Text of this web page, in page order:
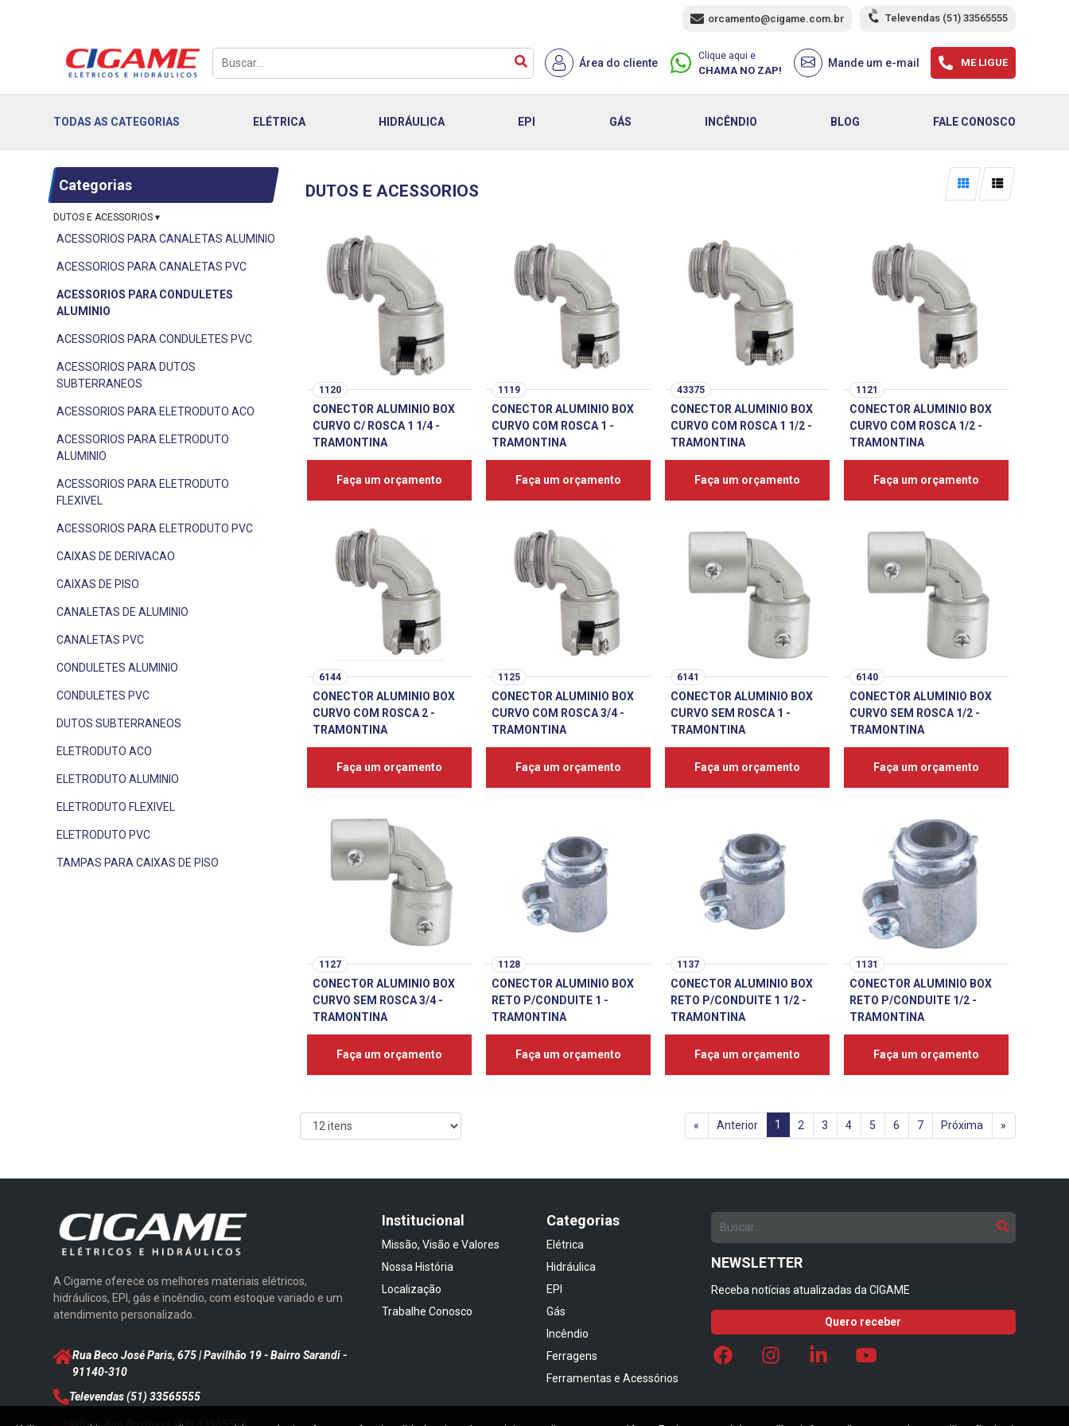
orcamento@cigame.com.br Televendas (51) 33565555
Área do cliente
Clique aqui e
CHAMA NO ZAP!
Mande um e-mail ME LIGUE
TODAS AS CATEGORIAS ELÉTRICA HIDRÁULICA EPI GÁS INCÊNDIO BLOG FALE CONOSCO
Categorias
DUTOS E ACESSORIOS ▾
ACESSORIOS PARA CANALETAS ALUMINIO
ACESSORIOS PARA CANALETAS PVC
ACESSORIOS PARA CONDULETES
ALUMINIO
ACESSORIOS PARA CONDULETES PVC
ACESSORIOS PARA DUTOS
SUBTERRANEOS
ACESSORIOS PARA ELETRODUTO ACO
ACESSORIOS PARA ELETRODUTO
ALUMINIO
ACESSORIOS PARA ELETRODUTO
FLEXIVEL
ACESSORIOS PARA ELETRODUTO PVC
CAIXAS DE DERIVACAO
CAIXAS DE PISO
CANALETAS DE ALUMINIO
CANALETAS PVC
CONDULETES ALUMINIO
CONDULETES PVC
DUTOS SUBTERRANEOS
ELETRODUTO ACO
ELETRODUTO ALUMINIO
ELETRODUTO FLEXIVEL
ELETRODUTO PVC
TAMPAS PARA CAIXAS DE PISO
DUTOS E ACESSORIOS
1120
CONECTOR ALUMINIO BOX
CURVO C/ ROSCA 1 1/4 -
TRAMONTINA
Faça um orçamento
1119
CONECTOR ALUMINIO BOX
CURVO COM ROSCA 1 -
TRAMONTINA
Faça um orçamento
43375
CONECTOR ALUMINIO BOX
CURVO COM ROSCA 1 1/2 -
TRAMONTINA
Faça um orçamento
1121
CONECTOR ALUMINIO BOX
CURVO COM ROSCA 1/2 -
TRAMONTINA
Faça um orçamento
6144
CONECTOR ALUMINIO BOX
CURVO COM ROSCA 2 -
TRAMONTINA
Faça um orçamento
1125
CONECTOR ALUMINIO BOX
CURVO COM ROSCA 3/4 -
TRAMONTINA
Faça um orçamento
6141
CONECTOR ALUMINIO BOX
CURVO SEM ROSCA 1 -
TRAMONTINA
Faça um orçamento
6140
CONECTOR ALUMINIO BOX
CURVO SEM ROSCA 1/2 -
TRAMONTINA
Faça um orçamento
1127
CONECTOR ALUMINIO BOX
CURVO SEM ROSCA 3/4 -
TRAMONTINA
Faça um orçamento
1128
CONECTOR ALUMINIO BOX
RETO P/CONDUITE 1 -
TRAMONTINA
Faça um orçamento
1137
CONECTOR ALUMINIO BOX
RETO P/CONDUITE 1 1/2 -
TRAMONTINA
Faça um orçamento
1131
CONECTOR ALUMINIO BOX
RETO P/CONDUITE 1/2 -
TRAMONTINA
Faça um orçamento
« Anterior 1 2 3 4 5 6 7 Próxima »
A Cigame oferece os melhores materiais elétricos,
hidráulicos, EPI, gás e incêndio, com estoque variado e um
atendimento personalizado.
Rua Beco José Paris, 675 | Pavilhão 19 - Bairro Sarandi-
91140-310
Televendas(51) 33565555
Institucional
Missão, Visão e Valores
Nossa História
Localização
Trabalhe Conosco
Categorias
Elétrica
Hidráulica
EPI
Gás
Incêndio
Ferragens
Ferramentas e Acessórios
NEWSLETTER
Receba notícias atualizadas da CIGAME
Quero receber